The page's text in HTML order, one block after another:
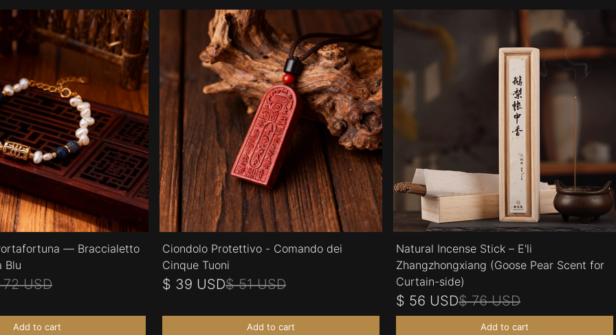
— Braccialetto
Blu
USD
Add to cart
Ciondolo Protettivo - Comando dei
Cinque Tuoni
$ 39 USD$ 51 USD
Add to cart
Natural Incense Stick – E'li
Zhangzhongxiang (Goose Pear Scent for
Curtain-side)
$ 56 USD$ 76 USD
Add to cart